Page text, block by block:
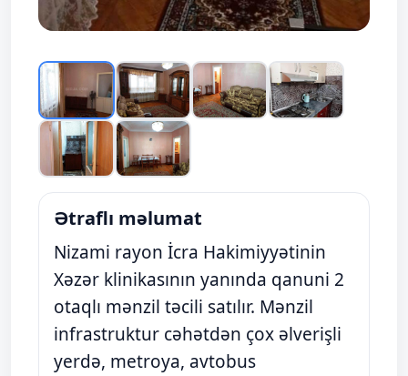
Ətraflı məlumat
Nizami rayon İcra Hakimiyyətinin
Xəzər klinikasının yanında qanuni 2
otaqlı mənzil təcili satılır. Mənzil
infrastruktur cəhətdən çox əlverişli
yerdə, metroya, avtobus